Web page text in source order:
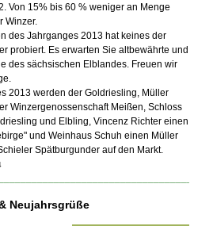
Von 15% bis 60 % weniger an Menge
Winzer.
des Jahrganges 2013 hat keines der
probiert. Es erwarten Sie altbewährte und
des sächsischen Elblandes. Freuen wir
2013 werden der Goldriesling, Müller
Winzergenossenschaft Meißen, Schloss
und Elbling, Vincenz Richter einen
und Weinhaus Schuh einen Müller
Spätburgunder auf den Markt.
Neujahrsgrüße